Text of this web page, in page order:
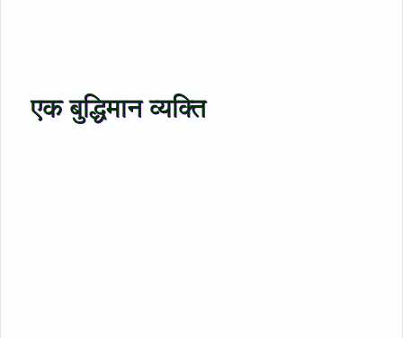
एक बुद्धिमान व्यक्ति